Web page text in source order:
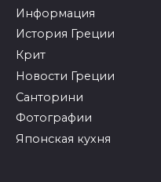
Информация
История Греции
Крит
Новости Греции
Санторини
Фотографии
Японская кухня